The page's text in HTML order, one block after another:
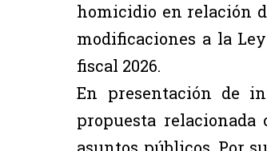
homicidio en relación
modificaciones a la
fiscal 2026.
En presentación de
propuesta